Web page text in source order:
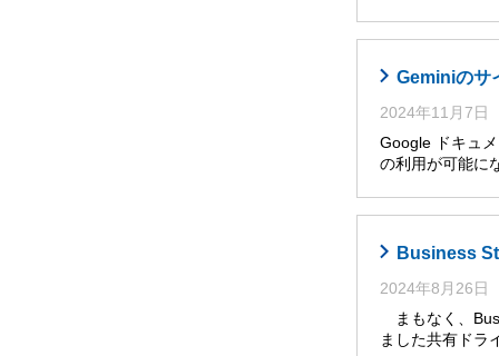
Geminiのサ
2024年11月7日
Google ドキュ
の利用が可能に
Business
2024年8月26日
まもなく、
ました共有ドラ